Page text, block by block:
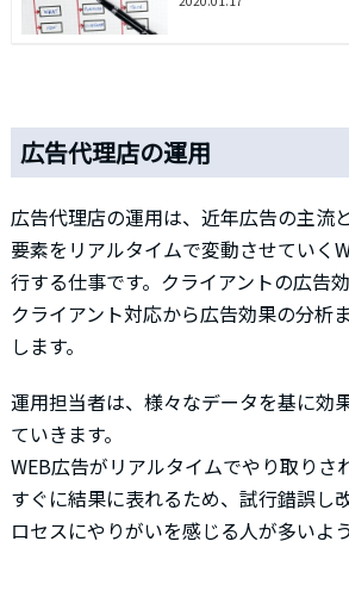
広告代理店の運用
広告代理店の運用は、近年広告の主流
要素をリアルタイムで変動させていく
行する仕事です。クライアントの広告
クライアント対応から広告効果の分析
します。
運用担当者は、様々なデータを基に効
ていきます。
WEB広告がリアルタイムでやり取りさ
すぐに結果に表れるため、試行錯誤し
ロセスにやりがいを感じる人が多いよう